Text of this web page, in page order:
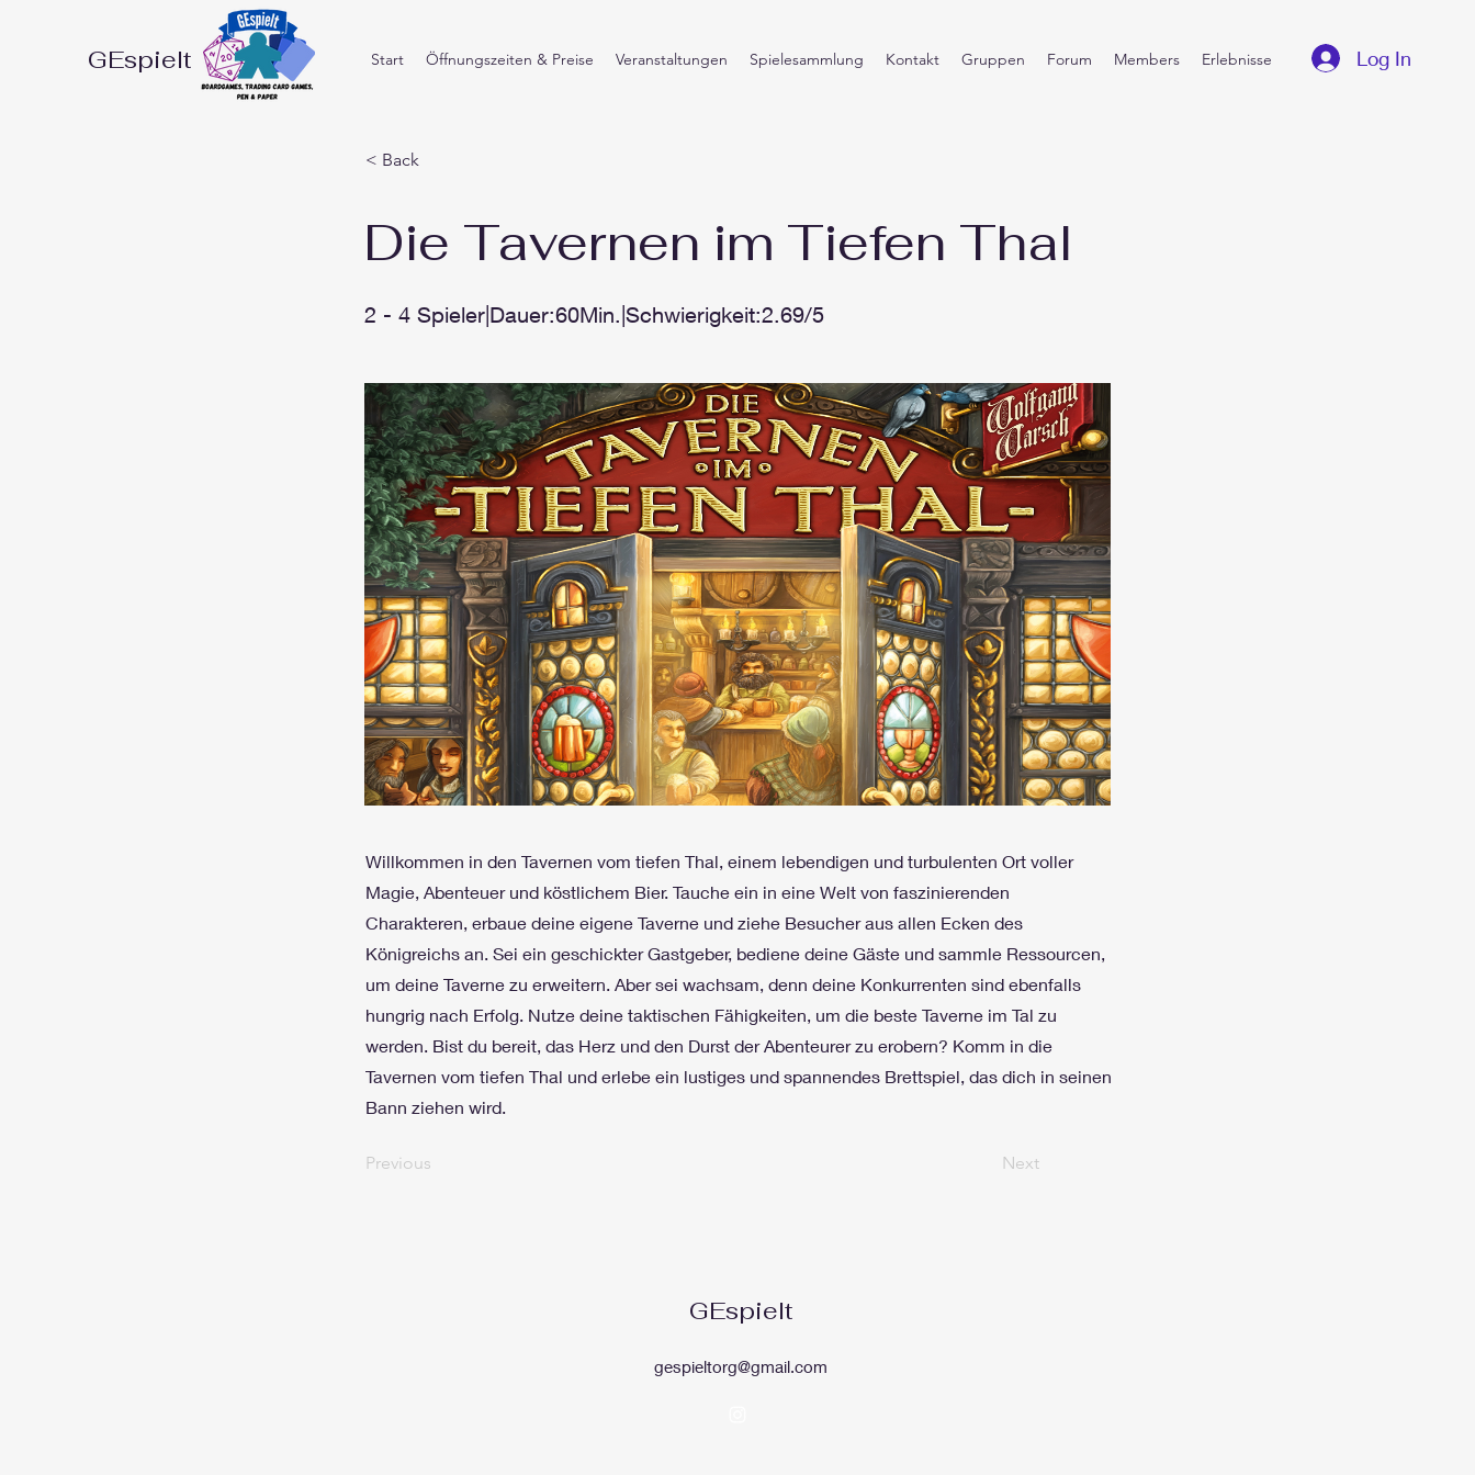
GEspielt Start Öffnungszeiten & Preise Veranstaltungen Spielesammlung Kontakt Gruppen Forum Members Erlebnisse Log In
< Back
Die Tavernen im Tiefen Thal
2 - 4 Spieler|Dauer:60Min.|Schwierigkeit:2.69/5
Willkommen in den Tavernen vom tiefen Thal, einem lebendigen und turbulenten Ort voller
Magie, Abenteuer und köstlichem Bier. Tauche ein in eine Welt von faszinierenden
Charakteren, erbaue deine eigene Taverne und ziehe Besucher aus allen Ecken des
Königreichs an. Sei ein geschickter Gastgeber, bediene deine Gäste und sammle Ressourcen,
um deine Taverne zu erweitern. Aber sei wachsam, denn deine Konkurrenten sind ebenfalls
hungrig nach Erfolg. Nutze deine taktischen Fähigkeiten, um die beste Taverne im Tal zu
werden. Bist du bereit, das Herz und den Durst der Abenteurer zu erobern? Komm in die
Tavernen vom tiefen Thal und erlebe ein lustiges und spannendes Brettspiel, das dich in seinen
Bann ziehen wird.
Previous Next
GEspielt
gespieltorg@gmail.com